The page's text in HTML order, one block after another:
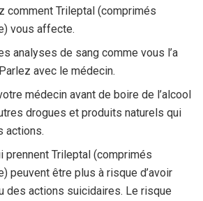
comment Trileptal (comprimés
vous affecte.
analyses de sang comme vous l’a
avec le médecin.
médecin avant de boire de l’alcool
drogues et produits naturels qui
actions.
prennent Trileptal (comprimés
peuvent être plus à risque d’avoir
des actions suicidaires. Le risque